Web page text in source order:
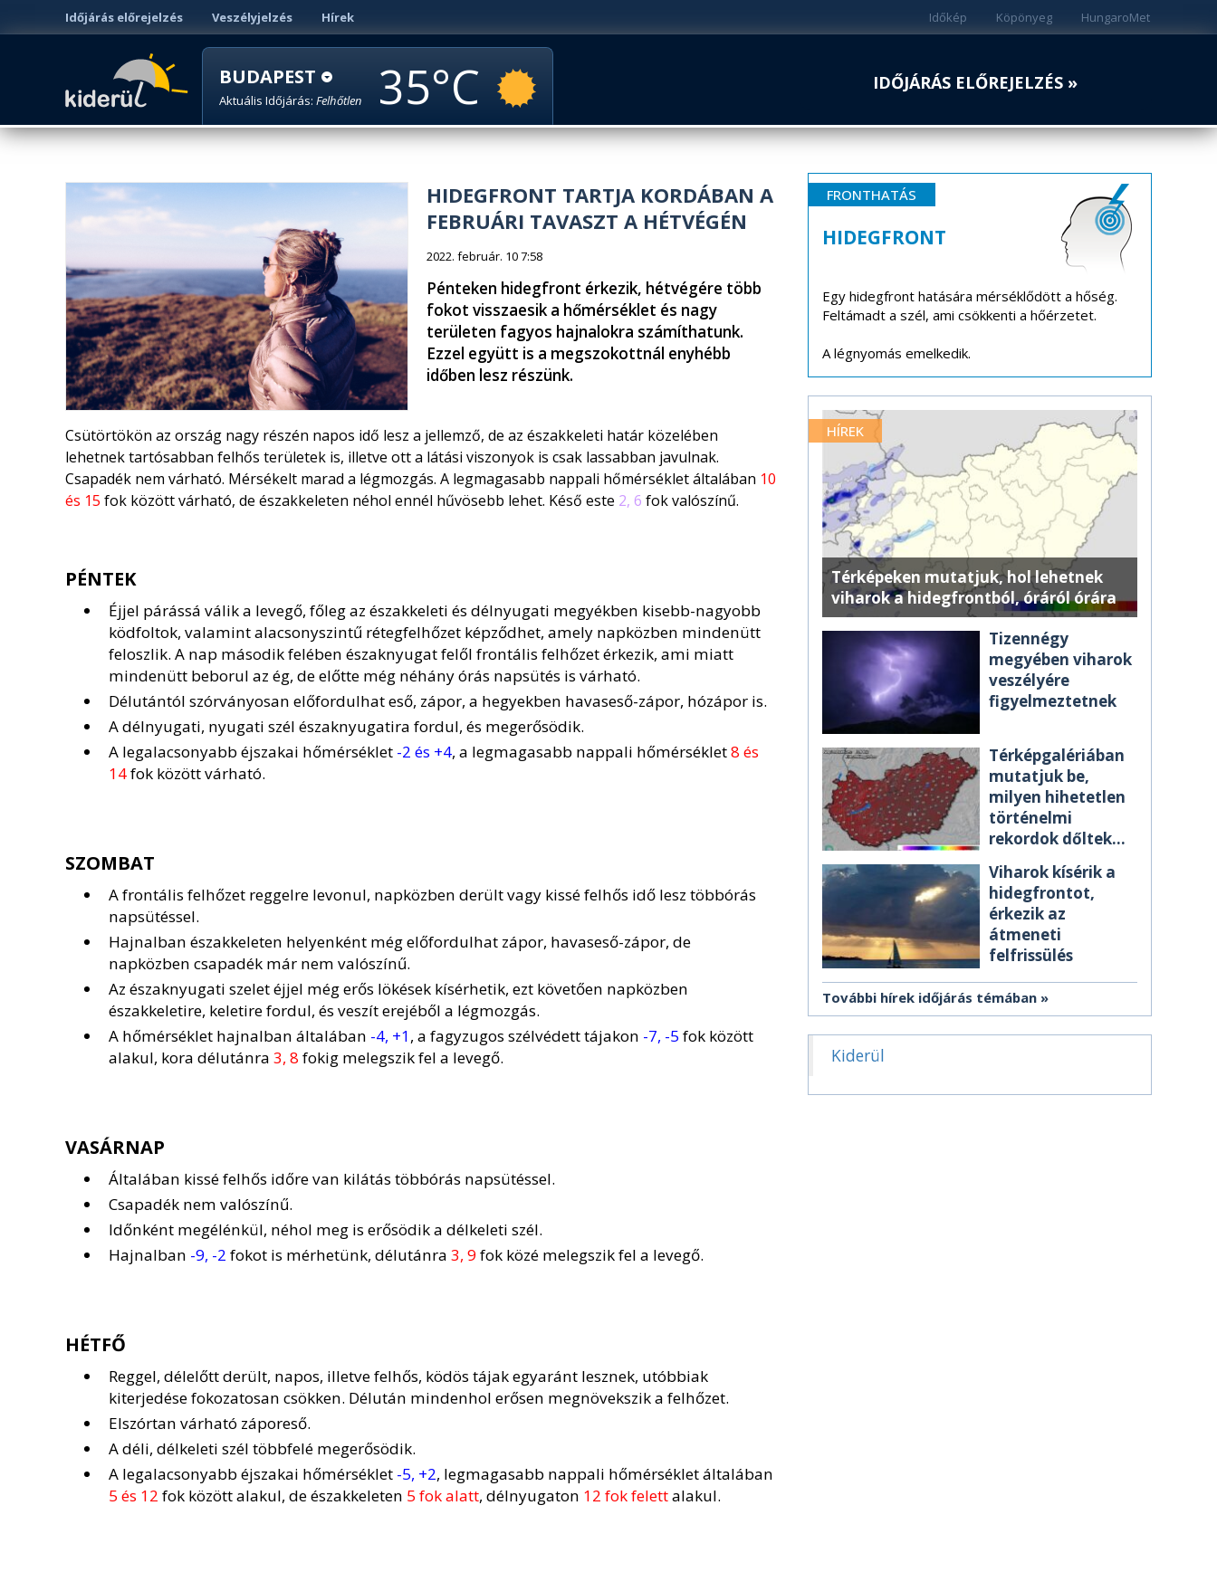
Időjárás előrejelzés Veszélyjelzés Hírek HungaroMet
Köpönyeg
Időkép
BUDAPEST
Aktuális Időjárás: Felhőtlen 35 IDŐJÁRÁS ELŐREJELZÉS »
HIDEGFRONT TARTJA KORDÁBAN A
FEBRUÁRI TAVASZT A HÉTVÉGÉN
2022. február. 10 7:58
Pénteken hidegfront érkezik, hétvégére több
fokot visszaesik a hőmérséklet és nagy
területen fagyos hajnalokra számíthatunk.
Ezzel együtt is a megszokottnál enyhébb
időben lesz részünk.
Csütörtökön az ország nagy részén napos idő lesz a jellemző, de az északkeleti határ közelében
lehetnek tartósabban felhős területek is, illetve ott a látási viszonyok is csak lassabban javulnak.
Csapadék nem várható. Mérsékelt marad a légmozgás. A legmagasabb nappali hőmérséklet általában 10
és 15 fok között várható, de északkeleten néhol ennél hűvösebb lehet. Késő este 2, 6 fok valószínű.
PÉNTEK
Éjjel párássá válik a levegő, főleg az északkeleti és délnyugati megyékben kisebb-nagyobb
ködfoltok, valamint alacsonyszintű rétegfelhőzet képződhet, amely napközben mindenütt
feloszlik. A nap második felében északnyugat felől frontális felhőzet érkezik, ami miatt
mindenütt beborul az ég, de előtte még néhány órás napsütés is várható.
Délutántól szórványosan előfordulhat eső, zápor, a hegyekben havaseső-zápor, hózápor is.
A délnyugati, nyugati szél északnyugatira fordul, és megerősödik.
A legalacsonyabb éjszakai hőmérséklet -2 és +4, a legmagasabb nappali hőmérséklet8 és
14fok között várható.
SZOMBAT
A frontális felhőzet reggelre levonul, napközben derült vagy kissé felhős idő lesz többórás
napsütéssel.
Hajnalban északkeleten helyenként még előfordulhat zápor, havaseső-zápor, de
napközben csapadék már nem valószínű.
Az északnyugati szelet éjjel még erős lökések kísérhetik, ezt követően napközben
északkeletire, keletire fordul, és veszít erejéből a légmozgás.
A hőmérséklet hajnalban általában -4, +1, a fagyzugos szélvédett tájakon -7, -5 fok között
alakul, kora délutánra 3, 8 fokig melegszik fel a levegő.
VASÁRNAP
Általában kissé felhős időre van kilátás többórás napsütéssel.
Csapadék nem valószínű.
Időnként megélénkül, néhol meg is erősödik a délkeleti szél.
Hajnalban -9, -2 fokot is mérhetünk, délutánra 3, 9fok közé melegszik fel a levegő.
HÉTFŐ
Reggel, délelőtt derült, napos, illetve felhős, ködös tájak egyaránt lesznek, utóbbiak
kiterjedése fokozatosan csökken. Délután mindenhol erősen megnövekszik a felhőzet.
Elszórtan várható záporeső.
A déli, délkeleti szél többfelé megerősödik.
A legalacsonyabb éjszakai hőmérséklet -5, +2, legmagasabb nappali hőmérséklet általában
5 és 12 fok között alakul, de északkeleten 5 fok alatt, délnyugaton 12 fok felettalakul.
FRONTHATÁS
HIDEGFRONT
Egy hidegfront hatására mérséklődött a hőség.
Feltámadt a szél, ami csökkenti a hőérzetet.
A légnyomás emelkedik.
HÍREK
Térképeken mutatjuk, hol lehetnek
viharok a hidegfrontból, óráról órára
Tizennégy
megyében viharok
veszélyére
figyelmeztetnek
Térképgalériában
mutatjuk be,
milyen hihetetlen
történelmi
rekordok dőltek
Viharok kísérik a
hidegfrontot,
érkezik az
átmeneti
felfrissülés
További hírek időjárás témában
Kiderül